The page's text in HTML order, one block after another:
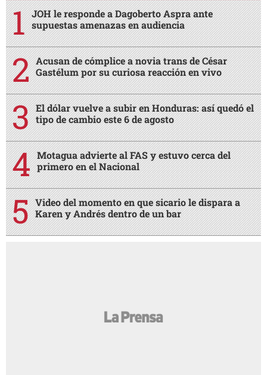
JOH le responde a Dagoberto Aspra ante
supuestas amenazas en audiencia
Acusan de cómplice a novia trans de César
Gastélum por su curiosa reacción en vivo
El dólar vuelve a subir en Honduras: así quedó el
tipo de cambio este 6 de agosto
Motagua advierte al FAS y estuvo cerca del
primero en el Nacional
Video del momento en que sicario le dispara a
Karen y Andrés dentro de un bar